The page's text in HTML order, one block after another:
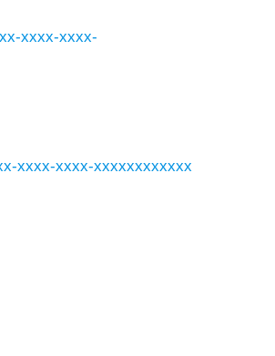
xxxx-xxxx-
xxxx-xxxx-xxxxxxxxxxxx